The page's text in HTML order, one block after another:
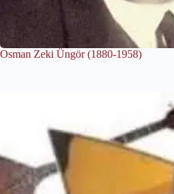
Osman Zeki Üngör (1880-1958)